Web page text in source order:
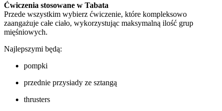
Ćwiczenia stosowane w Tabata
Przede wszystkim wybierz ćwiczenie, które kompleksowo
zaangażuje całe ciało, wykorzystując maksymalną ilość grup
mięśniowych.
Najlepszymi będą:
pompki
przednie przysiady ze sztangą
thrusters